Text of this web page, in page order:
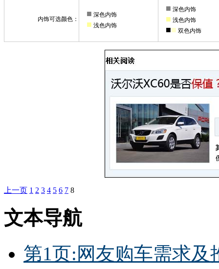
内饰可选颜色：
■ 深色内饰
■ 浅色内饰
■ 深色内饰
■ 浅色内饰
■■ 双色内饰
上一页 1 2 3 4 5 6 7 8
文本导航
第1页:网友购车需求及